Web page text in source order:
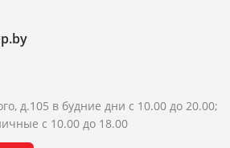
д.105 в будние дни с 10.00 до 20.00;
с 10.00 до 18.00